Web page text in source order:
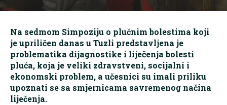
Na sedmom Simpoziju o plućnim bolestima koji
je upriličen danas u Tuzli predstavljena je
problematika dijagnostike i liječenja bolesti
pluća, koja je veliki zdravstveni, socijalni i
ekonomski problem, a učesnici su imali priliku
upoznati se sa smjernicama savremenog načina
liječenja.